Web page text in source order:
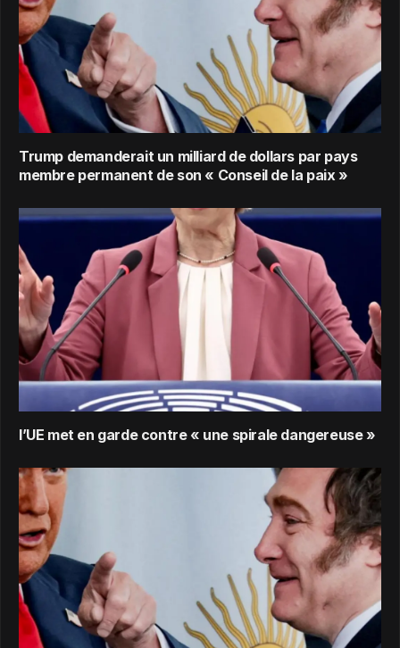
Trump demanderait un milliard de dollars par pays
membre permanent de son « Conseil de la paix »
l’UE met en garde contre « une spirale dangereuse »